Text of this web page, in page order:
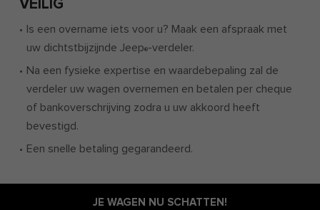
VEILIG
Is een overname iets voor u? Maak een afspraak met
uw dichtstbijzijnde Jeep®-verdeler.
Na een fysieke expertise en waardebepaling zal de
verdeler uw wagen overnemen en betalen per cheque
of bankoverschrijving zodra u uw akkoord heeft
bevestigd.
Een snelle betaling gegarandeerd.
JE WAGEN NU SCHATTEN!